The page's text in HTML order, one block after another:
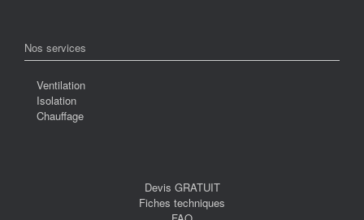
Nos services
Ventilation
Isolation
Chauffage
Devis GRATUIT
Fiches techniques